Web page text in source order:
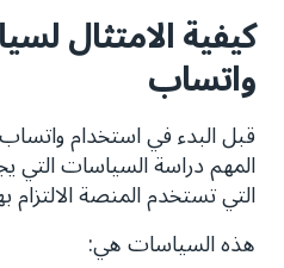
كيفية الامتثال
واتساب
قبل البدء في استخدام
المهم دراسة السياسات
التي تستخدم المنصة الالتزام
هذه السياسات هي: